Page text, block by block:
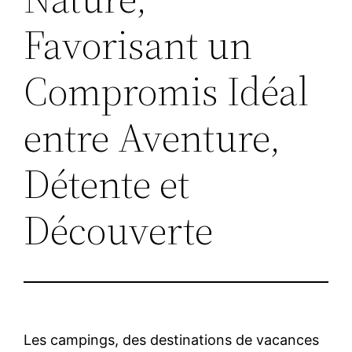
Favorisant un
Compromis Idéal
entre Aventure,
Détente et
Découverte
Les campings, des destinations de vacances